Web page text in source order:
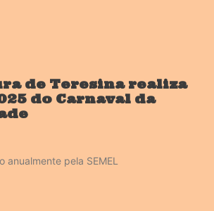
de Teresina realiza
do Carnaval da
anualmente pela SEMEL